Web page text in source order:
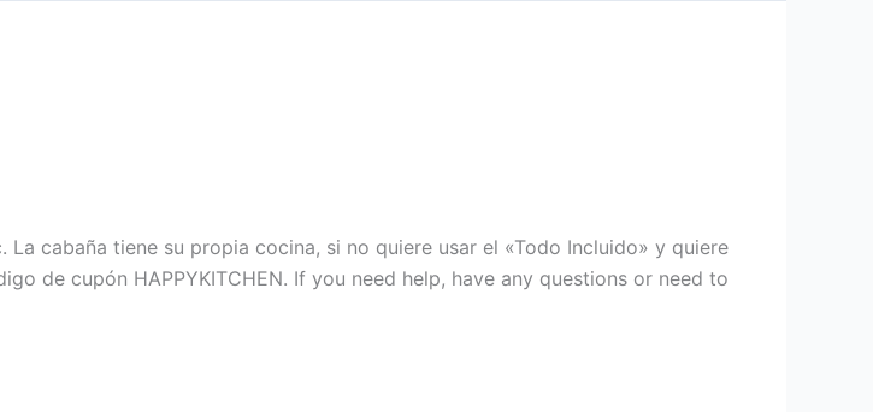
cabaña tiene su propia cocina, si no quiere usar el «Todo Incluido» y quiere
de cupón HAPPYKITCHEN. If you need help, have any questions or need to